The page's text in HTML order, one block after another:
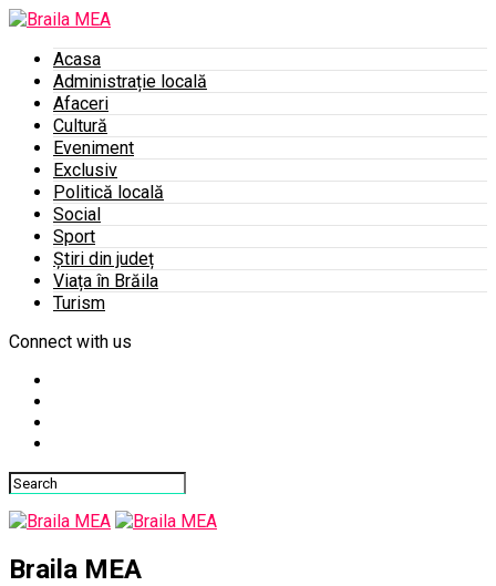
Acasa
Administrație locală
Afaceri
Cultură
Eveniment
Exclusiv
Politică locală
Social
Sport
Știri din județ
Viața în Brăila
Turism
Connect with us
Braila MEA